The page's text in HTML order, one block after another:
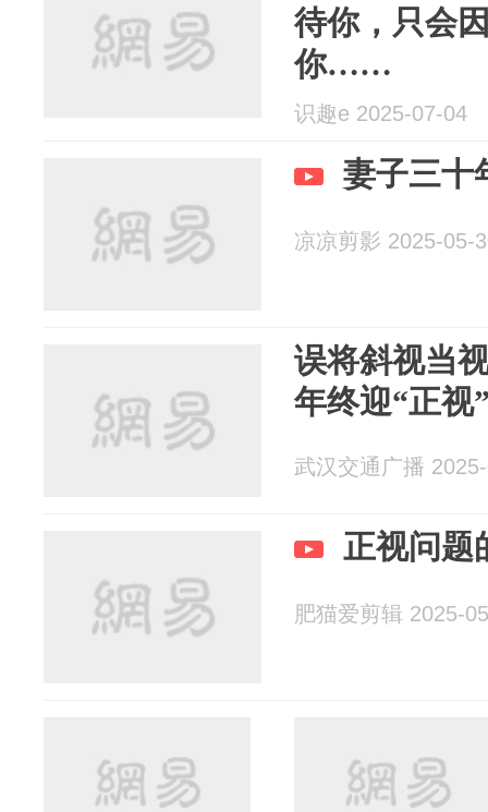
待你，只会
你……
识趣e 2025-07-04
妻子三十
凉凉剪影 2025-05-
误将斜视当
年终迎“正视
武汉交通广播
正视问题
肥猫爱剪辑 2025-